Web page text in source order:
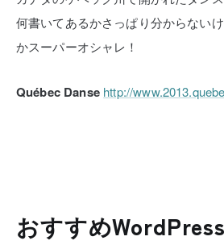
何書いてあるかさっぱり分からないけ
かスーパーオシャレ！
Québec Danse http://
おすすめ